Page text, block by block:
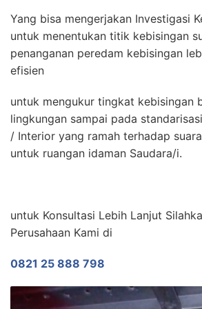
Yang bisa mengerjakan Investigasi
untuk menentukan titik kebisingan
penanganan peredam kebisingan
efisien
untuk mengukur tingkat kebisingan
lingkungan sampai pada
/ Interior yang ramah terhadap
untuk ruangan idaman Saudara/i.
untuk Konsultasi Lebih Lanjut
Perusahaan Kami di
0821 25 888 798